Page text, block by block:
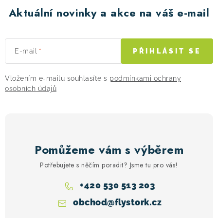
v
p
s
u
Aktuální novinky a akce na váš e-mail
E-mail
Vložením e-mailu souhlasíte s podmínkami ochrany
osobních údajů
PŘIHLÁSIT SE
Pomůžeme vám s výběrem
Potřebujete s něčím poradit? Jsme tu pro vás!
obchod@flystork.cz
+420 530 513 203